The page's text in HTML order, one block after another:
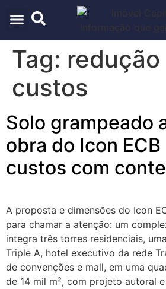
Tag: redução
custos
Solo grampeado
obra do Icon
custos com
A proposta e dimensões do Icon
para chamar a atenção: um
integra três torres residenciais,
Triple A, hotel executivo da rede
de convenções e mall, em uma
de 14 mil m², com projeto autoral